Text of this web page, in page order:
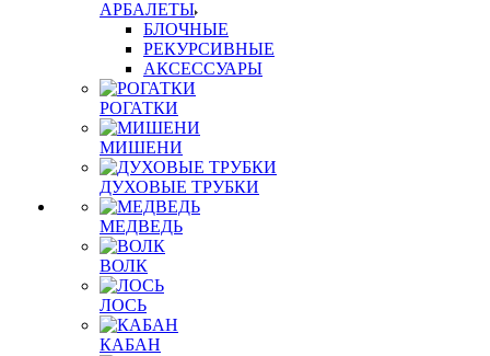
АРБАЛЕТЫ
БЛОЧНЫЕ
РЕКУРСИВНЫЕ
АКСЕССУАРЫ
РОГАТКИ
МИШЕНИ
ДУХОВЫЕ ТРУБКИ
МЕДВЕДЬ
ВОЛК
ЛОСЬ
КАБАН